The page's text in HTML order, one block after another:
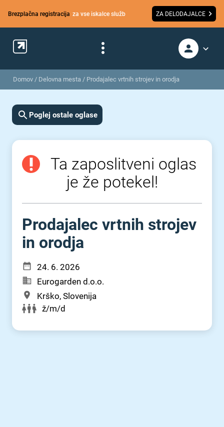
Brezplačna registracija za vse iskalce služb ZA DELODAJALCE
Domov / Delovna mesta / Prodajalec vrtnih strojev in orodja
Poglej ostale oglase
Ta zaposlitveni oglas
je že potekel!
Prodajalec vrtnih strojev
in orodja
24. 6. 2026
Eurogarden d.o.o.
Krško, Slovenija
ž/m/d